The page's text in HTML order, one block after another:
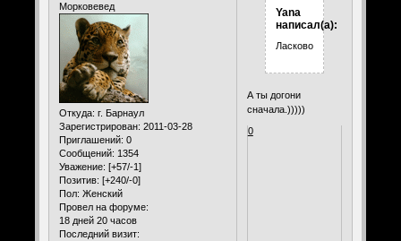
Морковевед
Откуда: г. Барнаул
Зарегистрирован: 2011-03-28
Приглашений: 0
Сообщений: 1354
Уважение: [+57/-1]
Позитив: [+240/-0]
Пол: Женский
Провел на форуме:
18 дней 20 часов
Последний визит:
Yana
написал(а):
Ласково:Убью)
А ты догони
сначала.)))))
0